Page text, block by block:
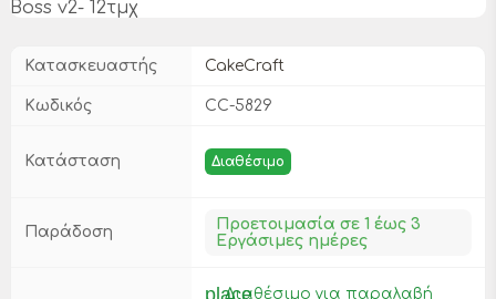
Κατασκευαστής CakeCraft
Κωδικός CC-5829
Κατάσταση Διαθέσιμο
Παράδοση
Προετοιμασία σε 1 έως 3
Εργάσιμες ημέρες
Διαθέσιμο για παραλαβή